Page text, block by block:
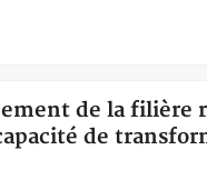
de la filière
de